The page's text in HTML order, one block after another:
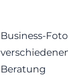
Business-
Beratung